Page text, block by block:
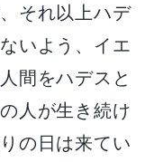
それ以上ハデ
いよう、イエ
間をハデスと
人が生き続け
の日は来てい